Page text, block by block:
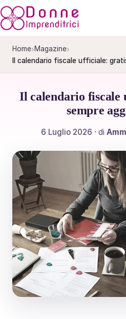
Salta
al
Home›Magazine›
Il calendario fiscale ufficiale:
Il calendario fiscale
sempre
6 Luglio 2026 · di